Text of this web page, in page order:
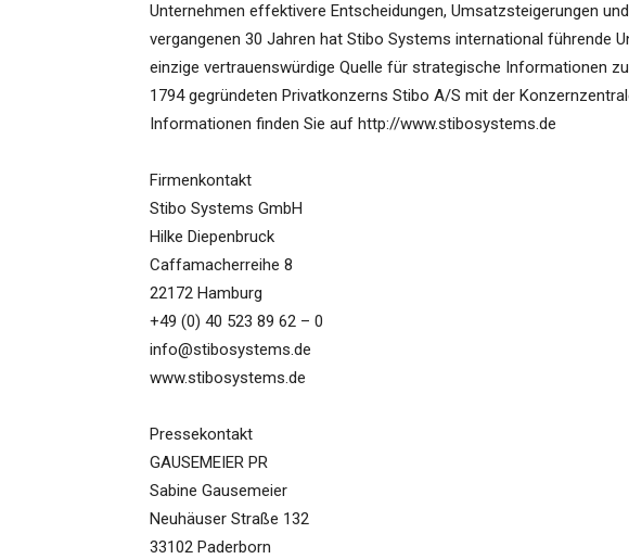
Unternehmen effektivere Entscheidungen, Umsatzsteigerungen
vergangenen 30 Jahren hat Stibo Systems international führende
einzige vertrauenswürdige Quelle für strategische Informationen
1794 gegründeten Privatkonzerns Stibo A/S mit der
Informationen finden Sie auf http://www.stibosystems.de
Firmenkontakt
Stibo Systems GmbH
Hilke Diepenbruck
Caffamacherreihe 8
22172 Hamburg
+49 (0) 40 523 89 62 – 0
info@stibosystems.de
www.stibosystems.de
Pressekontakt
GAUSEMEIER PR
Sabine Gausemeier
Neuhäuser Straße 132
33102 Paderborn